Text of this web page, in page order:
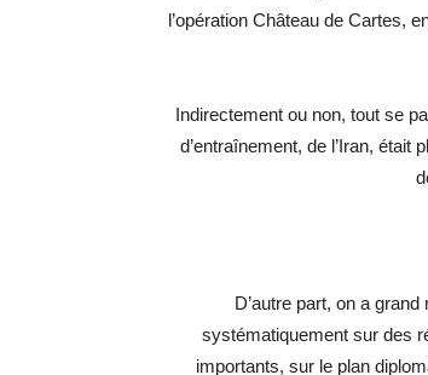
l’opération Château de Cartes,
Indirectement ou non, tout se
d’entraînement, de l’Iran, était
D’autre part, on a
systématiquement sur des
importants, sur le plan